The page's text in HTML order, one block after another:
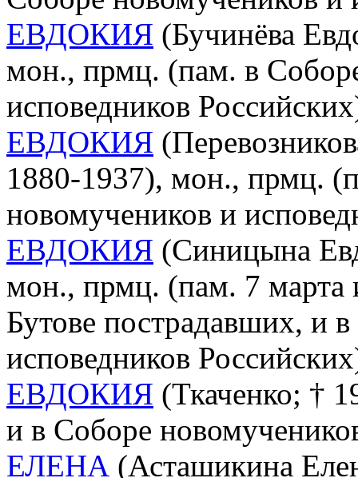
ЕВДОКИЯ (Бучинёва
мон., прмц. (пам. в
исповедников
ЕВДОКИЯ
1880-1937), мон., прмц.
новомучеников и
ЕВДОКИЯ (Синицына
мон., прмц. (пам. 7 марта
Бутове пострадавших, и
исповедников
ЕВДОКИЯ (Ткаченко; †
и в Соборе
ЕЛЕНА (Асташикина